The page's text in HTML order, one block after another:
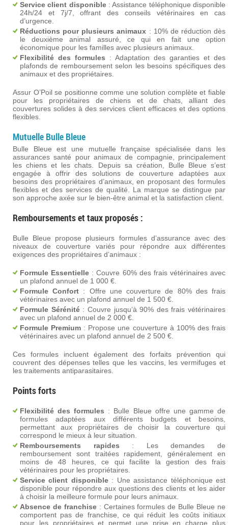
Service client disponible: Assistance téléphonique disponible
24h/24 et 7j/7, offrant des conseils vétérinaires en cas
d’urgence.
Réductions pour plusieurs animaux : 10% de réduction dès
le deuxième animal assuré, ce qui en fait une option
économique pour les familles avec plusieurs animaux.
Flexibilité des formules : Adaptation des garanties et des
plafonds de remboursement selon les besoins spécifiques des
animaux et des propriétaires.
Assur O’Poil se positionne comme une solution complète et fiable
pour les propriétaires de chiens et de chats, alliant des
couvertures solides à des services client efficaces et des options
flexibles.
Mutuelle Bulle Bleue
Bulle Bleue est une mutuelle française spécialisée dans les
assurances santé pour animaux de compagnie, principalement
les chiens et les chats. Depuis sa création, Bulle Bleue s’est
engagée à offrir des solutions de couverture adaptées aux
besoins des propriétaires d’animaux, en proposant des formules
flexibles et des services de qualité. La marque se distingue par
son approche axée sur le bien-être animal et la satisfaction client.
Remboursements et taux proposés :
Bulle Bleue propose plusieurs formules d’assurance avec des
niveaux de couverture variés pour répondre aux différentes
exigences des propriétaires d’animaux :
Formule Essentielle : Couvre 60% des frais vétérinaires avec
un plafond annuel de 1 000 €.
Formule Confort : Offre une couverture de 80% des frais
vétérinaires avec un plafond annuel de 1 500 €.
Formule Sérénité: Couvre jusqu’à 90% des frais vétérinaires
avec un plafond annuel de 2 000 €.
Formule Premium : Propose une couverture à 100% des frais
vétérinaires avec un plafond annuel de 2 500 €.
Ces formules incluent également des forfaits prévention qui
couvrent des dépenses telles que les vaccins, les vermifuges et
les traitements antiparasitaires​.
Points forts
Flexibilité des formules : Bulle Bleue offre une gamme de
formules adaptées aux différents budgets et besoins,
permettant aux propriétaires de choisir la couverture qui
correspond le mieux à leur situation.
Remboursements rapides : Les demandes de
remboursement sont traitées rapidement, généralement en
moins de 48 heures, ce qui facilite la gestion des frais
vétérinaires pour les propriétaires.
Service client disponible: Une assistance téléphonique est
disponible pour répondre aux questions des clients et les aider
à choisir la meilleure formule pour leurs animaux.
Absence de franchise: Certaines formules de Bulle Bleue ne
comportent pas de franchise, ce qui réduit les coûts initiaux
pour les propriétaires et permet une prise en charge plus